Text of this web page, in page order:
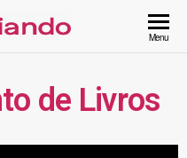
Menu
de Livros